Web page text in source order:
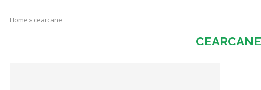
Home » cearcane
CEARCANE